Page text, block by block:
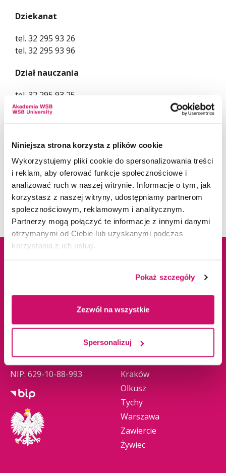
Niniejsza strona korzysta z plików cookie
Wykorzystujemy pliki cookie do spersonalizowania treści
i reklam, aby oferować funkcje społecznościowe i
analizować ruch w naszej witrynie. Informacje o tym, jak
korzystasz z naszej witryny, udostępniamy partnerom
społecznościowym, reklamowym i analitycznym.
Partnerzy mogą połączyć te informacje z innymi danymi
otrzymanymi od Ciebie lub uzyskanymi podczas
korzystania z ich usług.
Pokaż szczegóły
Zezwól na wszystkie
Spersonalizuj
Dziekanat
tel. 32 295 93 26
tel. 32 295 93 96
Dział nauczania
tel. 32 295 93 25
Dział płac i kadr
tel. 32 295 93 30
Rektorat
tel. 32 295 93 40
Górnicza
+48 32 295 93 00
email:info@wsb.edu.pl
NIP: 629-10-88-993
Dąbrowa Górnicza
Gliwice
Jaworzno
Katowice
Kraków
Olkusz
Tychy
Warszawa
Zawiercie
Żywiec